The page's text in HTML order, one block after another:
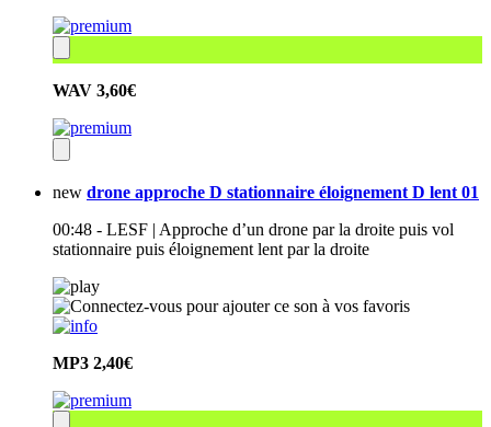
WAV 3,60€
new drone approche D stationnaire éloignement D lent 01
00:48 - LESF | Approche d’un drone par la droite puis vol
stationnaire puis éloignement lent par la droite
MP3 2,40€